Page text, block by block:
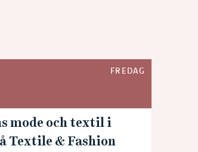
FREDAG
mode och textil i
Textile & Fashion